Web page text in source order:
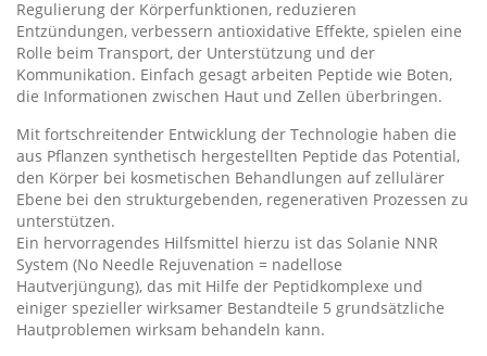
Regulierung der Körperfunktionen, reduzieren
Entzündungen, verbessern antioxidative Effekte, spielen eine
Rolle beim Transport, der Unterstützung und der
Kommunikation. Einfach gesagt arbeiten Peptide wie Boten,
die Informationen zwischen Haut und Zellen überbringen.
Mit fortschreitender Entwicklung der Technologie haben die
aus Pflanzen synthetisch hergestellten Peptide das Potential,
den Körper bei kosmetischen Behandlungen auf zellulärer
Ebene bei den strukturgebenden, regenerativen Prozessen zu
unterstützen.
Ein hervorragendes Hilfsmittel hierzu ist das Solanie NNR
System (No Needle Rejuvenation = nadellose
Hautverjüngung), das mit Hilfe der Peptidkomplexe und
einiger spezieller wirksamer Bestandteile 5 grundsätzliche
Hautproblemen wirksam behandeln kann.